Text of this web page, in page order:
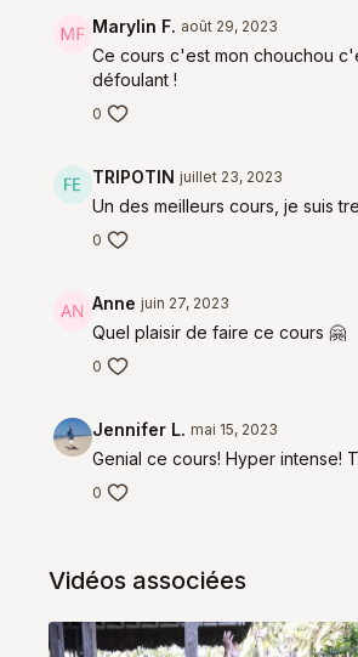
Marylin F. août 29, 2023
Ce cours c'est mon chouchou
défoulant !
0
TRIPOTIN juillet 23, 2023
Un des meilleurs cours, je suis
0
Anne juin 27, 2023
Quel plaisir de faire ce cours 🤗
0
Jennifer L. mai 15, 2023
Genial ce cours! Hyper intense!
0
Vidéos associées